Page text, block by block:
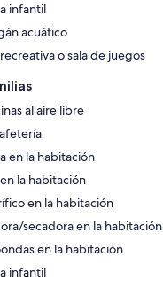
infantil
acuático
o sala de juegos
al aire libre
en la habitación
la habitación
en la habitación
secadora en la habitación
en la habitación
infantil